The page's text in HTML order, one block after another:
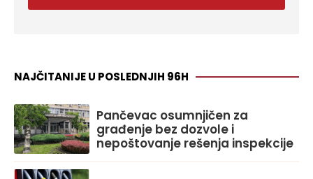
NAJČITANIJE U POSLEDNJIH 96H
Pančevac osumnjičen za
građenje bez dozvole i
nepoštovanje rešenja inspekcije